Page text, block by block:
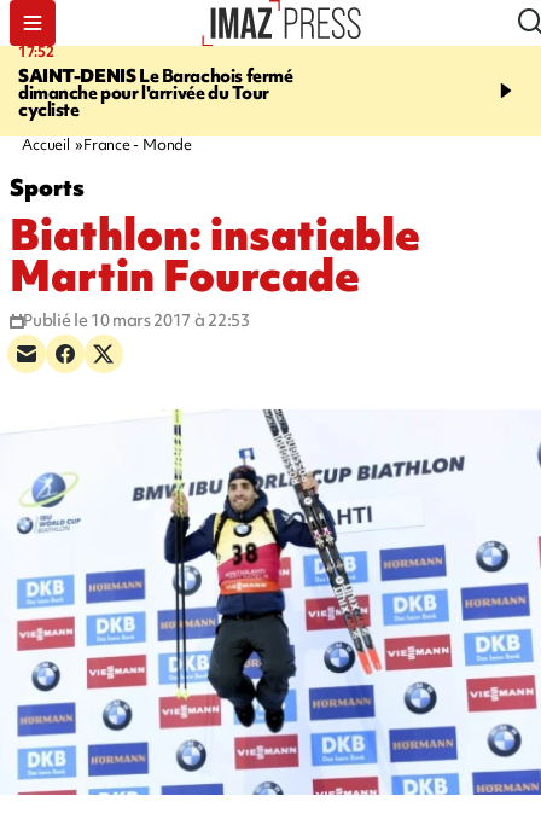
17:52
SAINT-DENISLe Barachois fermé
dimanche pour l'arrivée du Tour
cycliste
20:35
assure que le
Accueil France - Monde
Sports
Biathlon: insatiable
Martin Fourcade
Publié le 10 mars 2017 à 22:53